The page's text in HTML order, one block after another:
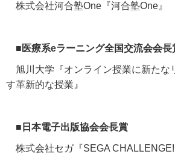
株式会社河合塾One 『河合塾One 』
■医療系eラーニング全国交流会会長
旭川大学『オンライン授業に新たな
す革新的な授業』
■日本電子出版協会会長賞
株式会社セガ『SEGA CHALLENGE!